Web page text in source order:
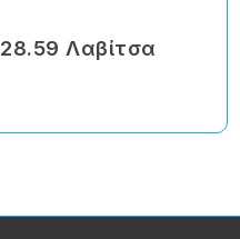
Λαβίτσα